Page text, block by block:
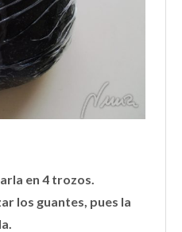
en 4 trozos.
los guantes, pues la